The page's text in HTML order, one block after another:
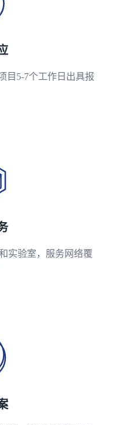
目5-7个工作日出具报
实验室，服务网络覆